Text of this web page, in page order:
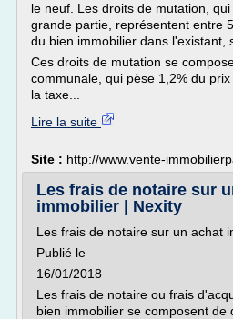
le neuf. Les droits de mutation,
grande partie, représentent entre
du bien immobilier dans l'existant,
Ces droits de mutation se
communale, qui pèse 1,2% du
la taxe...
Lire la suite
Site : http://www.vente-
Les frais de notaire sur
immobilier | Nexity
Les frais de notaire sur un achat
Publié le
16/01/2018
Les frais de notaire ou frais
bien immobilier se composent de